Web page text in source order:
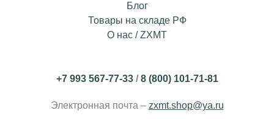
Блог
Товары на складе РФ
О нас / ZXMT
+7 993 567-77-33/8 (800) 101-71-81
Электронная почта – zxmt.shop@ya.ru